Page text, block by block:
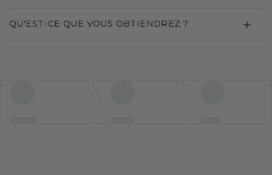
QU'EST-CE QUE VOUS OBTIENDREZ ?